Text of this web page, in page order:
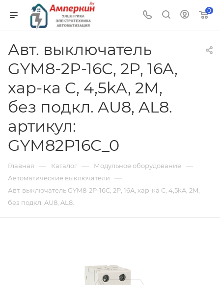
0
Авт. выключатель
GYM8-2P-16C, 2P, 16A,
хар-ка C, 4,5kA, 2M,
без подкл. AU8, AL8.
артикул:
GYM82P16C_0
Главная — Каталог — Модульное оборудование —
Автоматические выключатели —
Авт. выключатель GYM8-2P-16C, 2P, 16A, хар-ка C, 4,5kA, 2M,
без подкл. AU8, AL8.